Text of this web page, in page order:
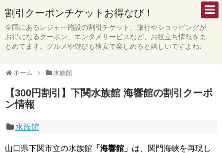
割引クーポンチケットお得なび！
全国にあるレジャー施設の割引チケット、旅行やショッピングが
お得になるクーポン、エンタメサービスなど、お役立ち情報をま
とめてます。グルメや遊びも格安で楽しめると嬉しいですよね♪
ホーム 水族館
【300円割引】下関水族館 海響館の割引クーポ
ン情報
水族館
山口県下関市立の水族館 「海響館」 は、関門海峡を再現し